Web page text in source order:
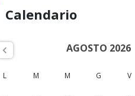
Calendario
AGOSTO 2026
L M M G V